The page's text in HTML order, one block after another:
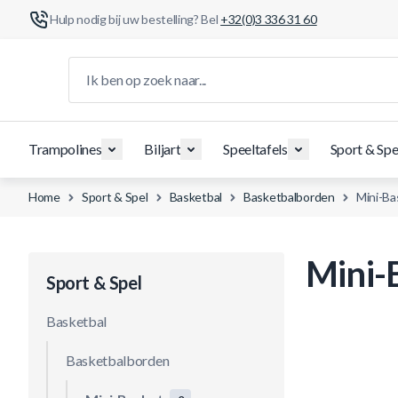
Hulp nodig bij uw bestelling? Bel +32(0)3 336 31 60
Trampolines Biljart Speeltafels Sport &
Home Sport & Spel Basketbal Basketbalborden Mini-
Sport & Spel
Basketbal
Basketbalborden
Mini-